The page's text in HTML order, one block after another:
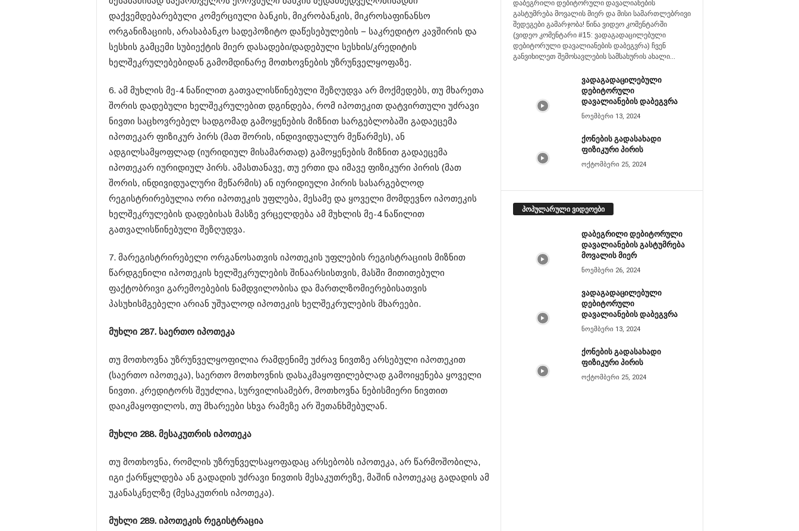
დაქვემდებარებული კომერციული ბანკის, მიკრობანკის, მიკროსაფინანსო
ორგანიზაციის, არასაბანკო სადეპოზიტო დაწესებულების − საკრედიტო კავშირის და
სესხის გამცემი სუბიექტის მიერ დასადები/დადებული სესხის/კრედიტის
ხელშეკრულებებიდან გამომდინარე მოთხოვნების უზრუნველყოფაზე.
6. ამ მუხლის მე-4 ნაწილით გათვალისწინებული შეზღუდვა არ მოქმედებს, თუ მხარეთა
შორის დადებული ხელშეკრულებით დგინდება, რომ იპოთეკით დატვირთული უძრავი
ნივთი საცხოვრებელ სადგომად გამოყენების მიზნით სარგებლობაში გადაეცემა
იპოთეკარ ფიზიკურ პირს (მათ შორის, ინდივიდუალურ მეწარმეს), ან
ადგილსამყოფლად (იურიდიულ მისამართად) გამოყენების მიზნით გადაეცემა
იპოთეკარ იურიდიულ პირს. ამასთანავე, თუ ერთი და იმავე ფიზიკური პირის (მათ
შორის, ინდივიდუალური მეწარმის) ან იურიდიული პირის სასარგებლოდ
რეგისტრირებულია ორი იპოთეკის უფლება, მესამე და ყოველი მომდევნო იპოთეკის
ხელშეკრულების დადებისას მასზე ვრცელდება ამ მუხლის მე-4 ნაწილით
გათვალისწინებული შეზღუდვა.
7. მარეგისტრირებელი ორგანოსათვის იპოთეკის უფლების რეგისტრაციის მიზნით
წარდგენილი იპოთეკის ხელშეკრულების შინაარსისთვის, მასში მითითებული
ფაქტობრივი გარემოებების ნამდვილობისა და მართლზომიერებისათვის
პასუხისმგებელი არიან უშუალოდ იპოთეკის ხელშეკრულების მხარეები.
მუხლი 287. საერთო იპოთეკა
თუ მოთხოვნა უზრუნველყოფილია რამდენიმე უძრავ ნივთზე არსებული იპოთეკით
(საერთო იპოთეკა), საერთო მოთხოვნის დასაკმაყოფილებლად გამოიყენება ყოველი
ნივთი. კრედიტორს შეუძლია, სურვილისამებრ, მოთხოვნა ნებისმიერი ნივთით
დაიკმაყოფილოს, თუ მხარეები სხვა რამეზე არ შეთანხმებულან.
მუხლი 288. მესაკუთრის იპოთეკა
თუ მოთხოვნა, რომლის უზრუნველსაყოფადაც არსებობს იპოთეკა, არ წარმოშობილა,
იგი ქარწყლდება ან გადადის უძრავი ნივთის მესაკუთრეზე, მაშინ იპოთეკაც გადადის ამ
უკანასკნელზე (მესაკუთრის იპოთეკა).
მუხლი 289. იპოთეკის რეგისტრაცია
დაბეგრილი დებიტორული დავალიანების
გასტუმრება მოვალის მიერ და მისი სამართლებრივი
შედეგები გამარჯობა! წინა ვიდეო კომენტარში
(ვიდეო კომენტარი #15: ვადაგადაცილებული
დებიტორული დავალიანების დაბეგვრა) ჩვენ
განვიხილეთ შემოსავლების სამსახურის ახალი...
ვადაგადაცილებული
დებიტორული
დავალიანების დაბეგვრა
ნოემბერი 13, 2024
ქონების გადასახადი
ფიზიკური პირის
ოქტომბერი 25, 2024
პოპულარული ვიდეოები
დაბეგრილი დებიტორული
დავალიანების გასტუმრება
მოვალის მიერ
ნოემბერი 26, 2024
ვადაგადაცილებული
დებიტორული
დავალიანების დაბეგვრა
ნოემბერი 13, 2024
ქონების გადასახადი
ფიზიკური პირის
ოქტომბერი 25, 2024